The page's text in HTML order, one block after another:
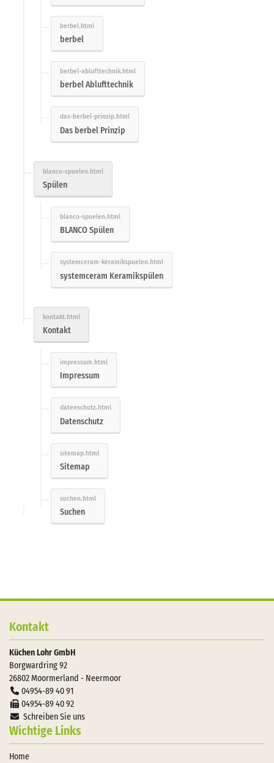
berbel
berbel Ablufttechnik
Das berbel Prinzip
Spülen
BLANCO Spülen
systemceram Keramikspülen
Kontakt
Impressum
Datenschutz
Sitemap
Suchen
Kontakt
Küchen Lohr GmbH
Borgwardring 92
26802Moormerland - Neermoor
04954-89 40 91
04954-89 40 92
Schreiben Sie uns
Wichtige Links
Home